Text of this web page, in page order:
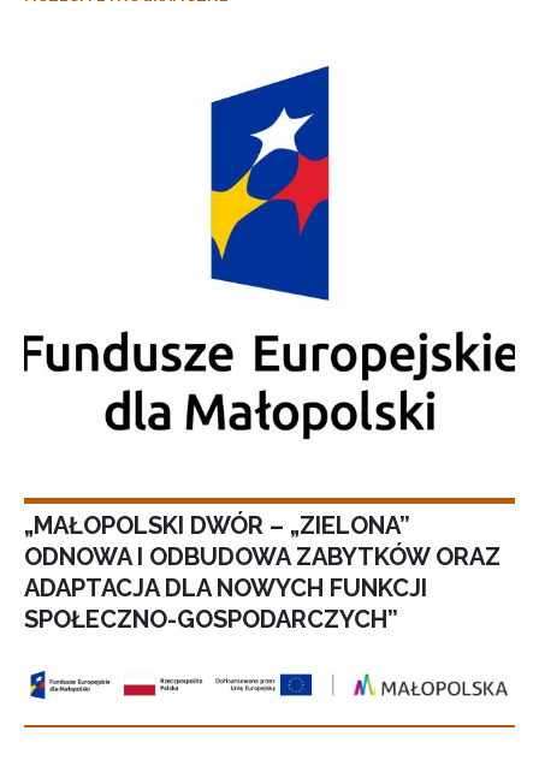
„MAŁOPOLSKI DWÓR – „ZIELONA”
ODNOWA I ODBUDOWA ZABYTKÓW ORAZ
ADAPTACJA DLA NOWYCH FUNKCJI
SPOŁECZNO-GOSPODARCZYCH”